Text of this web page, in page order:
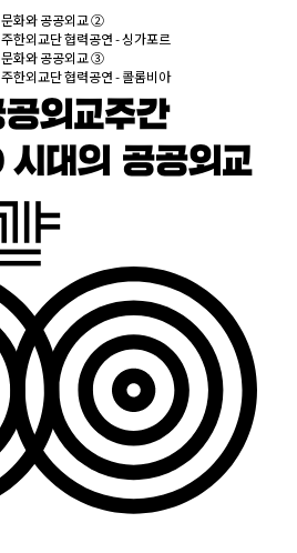
문화와 공공외교 ②
주한외교단 협력공연 - 싱가포르
문화와 공공외교 ③
주한외교단 협력공연 - 콜롬비아